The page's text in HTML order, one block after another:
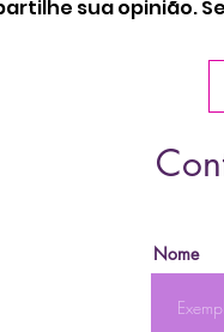
sua opinião.
Nome